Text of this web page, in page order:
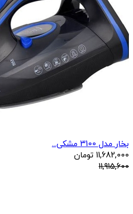
بخار مدل 3100 مشکی...
11,682,000 تومان
11,915,600